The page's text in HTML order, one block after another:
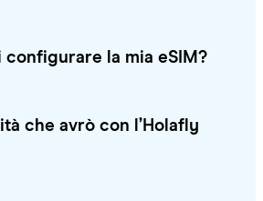
configurare la mia eSIM?
che avrò con l’Holafly